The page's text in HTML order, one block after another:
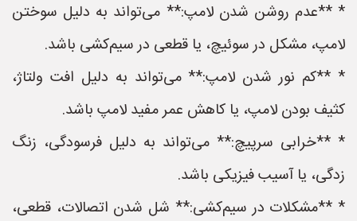
* **عدم روشن شدن لامپ:** می‌تواند به دلیل سوختن
لامپ، مشکل در سوئیچ، یا قطعی در سیم‌کشی باشد.
* **کم نور شدن لامپ:** می‌تواند به دلیل افت ولتاژ،
کثیف بودن لامپ، یا کاهش عمر مفید لامپ باشد.
* **خرابی سرپیچ:** می‌تواند به دلیل فرسودگی، زنگ
زدگی، یا آسیب فیزیکی باشد.
* **مشکلات در سیم‌کشی:** شل شدن اتصالات، قطعی،